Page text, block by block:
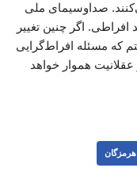
صداوسیمای ملی
افراطی. اگر چنین تغییر
که مسئله افراط‌گرایی
هموار خواهد